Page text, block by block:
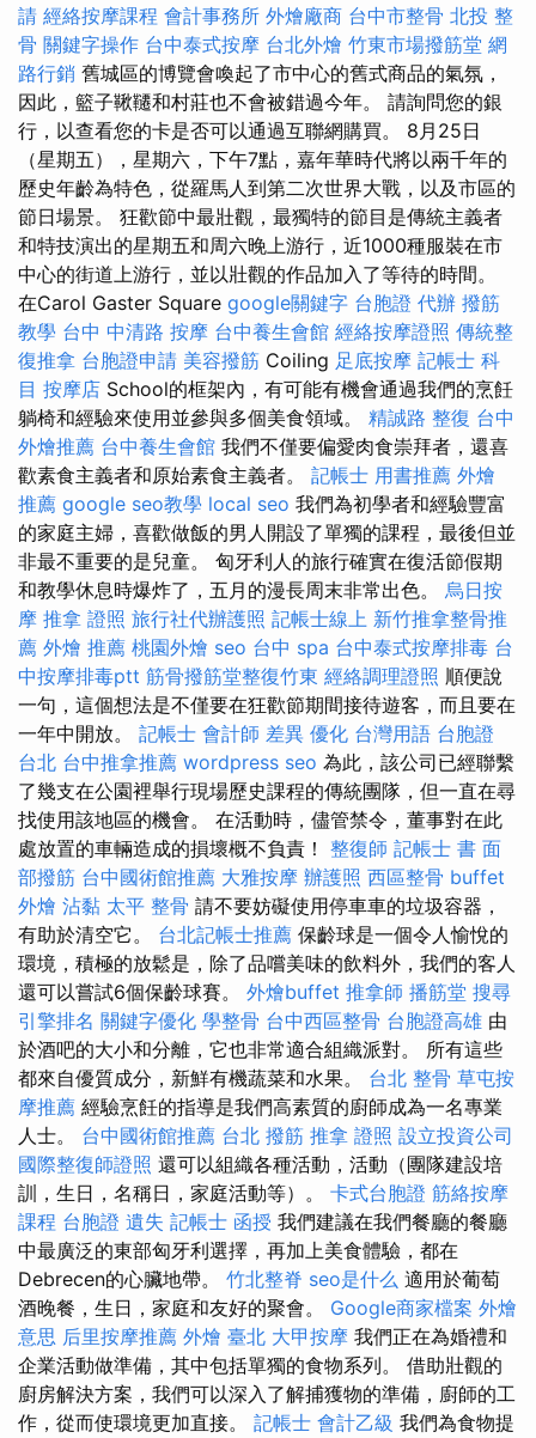
請 經絡按摩課程 會計事務所 外燴廠商 台中市整骨 北投 整
骨 關鍵字操作 台中泰式按摩 台北外燴 竹東市場撥筋堂 網
路行銷 舊城區的博覽會喚起了市中心的舊式商品的氣氛，
因此，籃子鞦韆和村莊也不會被錯過今年。 請詢問您的銀
行，以查看您的卡是否可以通過互聯網購買。 8月25日
（星期五），星期六，下午7點，嘉年華時代將以兩千年的
歷史年齡為特色，從羅馬人到第二次世界大戰，以及市區的
節日場景。 狂歡節中最壯觀，最獨特的節目是傳統主義者
和特技演出的星期五和周六晚上游行，近1000種服裝在市
中心的街道上游行，並以壯觀的作品加入了等待的時間。
在Carol Gaster Square google關鍵字 台胞證 代辦 撥筋
教學 台中 中清路 按摩 台中養生會館 經絡按摩證照 傳統整
復推拿 台胞證申請 美容撥筋 Coiling 足底按摩 記帳士 科
目 按摩店 School的框架內，有可能有機會通過我們的烹飪
躺椅和經驗來使用並參與多個美食領域。 精誠路 整復 台中
外燴推薦 台中養生會館 我們不僅要偏愛肉食崇拜者，還喜
歡素食主義者和原始素食主義者。 記帳士 用書推薦 外燴
推薦 google seo教學 local seo 我們為初學者和經驗豐富
的家庭主婦，喜歡做飯的男人開設了單獨的課程，最後但並
非最不重要的是兒童。 匈牙利人的旅行確實在復活節假期
和教學休息時爆炸了，五月的漫長周末非常出色。 烏日按
摩 推拿 證照 旅行社代辦護照 記帳士線上 新竹推拿整骨推
薦 外燴 推薦 桃園外燴 seo 台中 spa 台中泰式按摩排毒 台
中按摩排毒ptt 筋骨撥筋堂整復竹東 經絡調理證照 順便說
一句，這個想法是不僅要在狂歡節期間接待遊客，而且要在
一年中開放。 記帳士 會計師 差異 優化 台灣用語 台胞證
台北 台中推拿推薦 wordpress seo 為此，該公司已經聯繫
了幾支在公園裡舉行現場歷史課程的傳統團隊，但一直在尋
找使用該地區的機會。 在活動時，儘管禁令，董事對在此
處放置的車輛造成的損壞概不負責！ 整復師 記帳士 書 面
部撥筋 台中國術館推薦 大雅按摩 辦護照 西區整骨 buffet
外燴 沾黏 太平 整骨 請不要妨礙使用停車車的垃圾容器，
有助於清空它。 台北記帳士推薦 保齡球是一個令人愉悅的
環境，積極的放鬆是，除了品嚐美味的飲料外，我們的客人
還可以嘗試6個保齡球賽。 外燴buffet 推拿師 播筋堂 搜尋
引擎排名 關鍵字優化 學整骨 台中西區整骨 台胞證高雄 由
於酒吧的大小和分離，它也非常適合組織派對。 所有這些
都來自優質成分，新鮮有機蔬菜和水果。 台北 整骨 草屯按
摩推薦 經驗烹飪的指導是我們高素質的廚師成為一名專業
人士。 台中國術館推薦 台北 撥筋 推拿 證照 設立投資公司
國際整復師證照 還可以組織各種活動，活動（團隊建設培
訓，生日，名稱日，家庭活動等）。 卡式台胞證 筋絡按摩
課程 台胞證 遺失 記帳士 函授 我們建議在我們餐廳的餐廳
中最廣泛的東部匈牙利選擇，再加上美食體驗，都在
Debrecen的心臟地帶。 竹北整脊 seo是什么 適用於葡萄
酒晚餐，生日，家庭和友好的聚會。 Google商家檔案 外燴
意思 后里按摩推薦 外燴 臺北 大甲按摩 我們正在為婚禮和
企業活動做準備，其中包括單獨的食物系列。 借助壯觀的
廚房解決方案，我們可以深入了解捕獲物的準備，廚師的工
作，從而使環境更加直接。 記帳士 會計乙級 我們為食物提